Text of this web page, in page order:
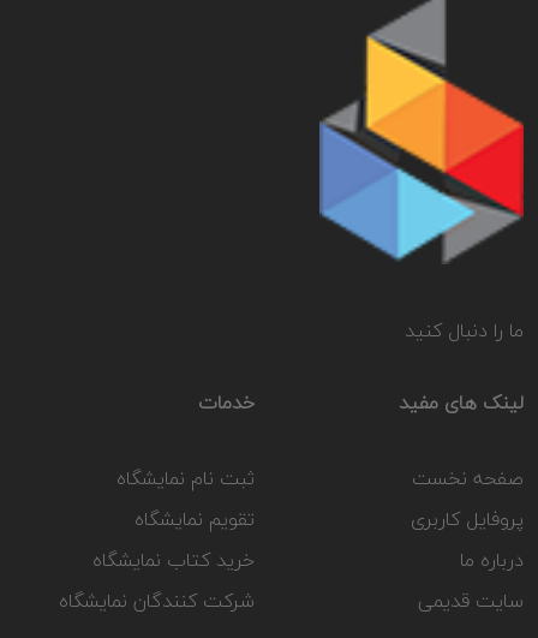
ما را دنبال کنید
لینک های مفید
صفحه نخست
پروفایل کاربری
درباره ما
سایت قدیمی
خدمات
ثبت نام نمایشگاه
تقویم نمایشگاه
خرید کتاب نمایشگاه
شرکت کنندگان نمایشگاه